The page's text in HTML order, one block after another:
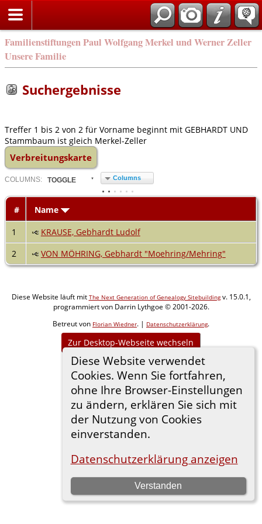
Familienstiftungen Paul Wolfgang Merkel und Werner Zeller
Unsere Familie
Diese Website verwendet
Cookies. Wenn Sie fortfahren,
ohne Ihre Browser-Einstellungen
zu ändern, erklären Sie sich mit
der Nutzung von Cookies
einverstanden.
Datenschutzerklärung anzeigen
Verstanden
Suchergebnisse
Treffer 1 bis 2 von 2 für Vorname beginnt mit GEBHARDT UND
Stammbaum ist gleich Merkel-Zeller
Verbreitungskarte
COLUMN S: TOGGLE Columns
#
Name
1
KRAUSE, Gebhardt Ludolf
2
VON MÖHRING, Gebhardt "Moehring/Mehring"
Diese Website läuft mit The Next Generation of Genealogy Sitebuildingv. 15.0.1,
programmiert von Darrin Lythgoe © 2001-2026.
Betreut von Florian Wiedner. | Datenschutzerklärung.
Zur Desktop-Webseite wechseln